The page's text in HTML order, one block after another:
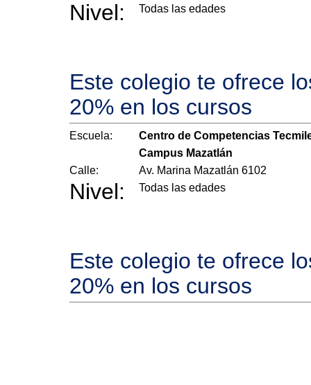
Nivel: Todas las edades
Este colegio te ofrece
20% en los cursos
Escuela:
Centro de Competencias
Campus Mazatlán
Calle:
Av. Marina Mazatlán 6102
Nivel: Todas las edades
Este colegio te ofrece
20% en los cursos